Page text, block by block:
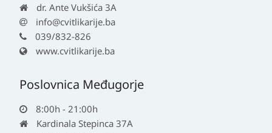
dr. Ante Vukšića 3A
info@cvitlikarije.ba
039/832-826
www.cvitlikarije.ba
Poslovnica Međugorje
8:00h - 21:00h
Kardinala Stepinca 37A